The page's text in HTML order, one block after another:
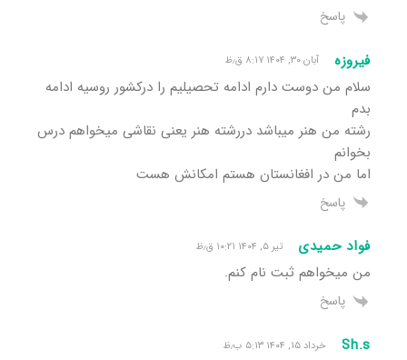
پاسخ
فیروزه آبان ۳۰, ۱۴۰۴ ۸:۱۷ ق٫ظ
سلام من دوست دارم ادامه تحصیلیم را درکشور روسیه ادامه
بدم
رشته من هنر میباشد دررشته هنر یعنی نقاشی میخواهم درس
بخوانم
اما من در افغانستان هستم امکانش هست
پاسخ
فواد حمیدی تیر ۵, ۱۴۰۴ ۱۰:۲۱ ق٫ظ
من میخواهم ثبت نام کنم.
پاسخ
Sh.s خرداد ۱۵, ۱۴۰۴ ۵:۱۳ ب٫ظ